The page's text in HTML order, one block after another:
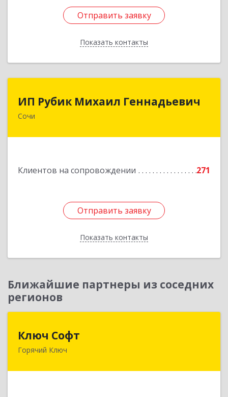
Отправить заявку
Показать контакты
Отправить заявку
Назад
ИП Рубик Михаил Геннадьевич
Сочи
Клиентов на сопровождении 271
Отправить заявку
Показать контакты
ИП Рубик Михаил Геннадьевич
Отправить заявку
Назад
Ближайшие партнеры из соседних
регионов
Ключ Софт
Горячий Ключ
353287, Краснодарский край, Горячий Ключ г,